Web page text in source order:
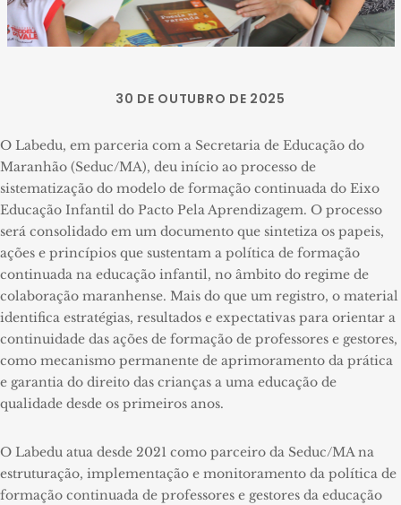
30 DE OUTUBRO DE 2025
O Labedu, em parceria com a Secretaria de Educação do
Maranhão (Seduc/MA), deu início ao processo de
sistematização do modelo de formação continuada do Eixo
Educação Infantil do Pacto Pela Aprendizagem. O processo
será consolidado em um documento que sintetiza os papeis,
ações e princípios que sustentam a política de formação
continuada na educação infantil, no âmbito do regime de
colaboração maranhense. Mais do que um registro, o material
identifica estratégias, resultados e expectativas para orientar a
continuidade das ações de formação de professores e gestores,
como mecanismo permanente de aprimoramento da prática
e garantia do direito das crianças a uma educação de
qualidade desde os primeiros anos.
O Labedu atua desde 2021 como parceiro da Seduc/MA na
estruturação, implementação e monitoramento da política de
formação continuada de professores e gestores da educação